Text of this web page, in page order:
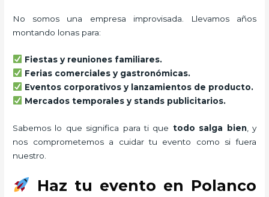
No somos una empresa improvisada. Llevamos años
montando lonas para:
Fiestas y reuniones familiares.
Ferias comerciales y gastronómicas.
Eventos corporativos y lanzamientos de producto.
Mercados temporales y stands publicitarios.
Sabemos lo que significa para ti que todo salga bien, y
nos comprometemos a cuidar tu evento como si fuera
nuestro.
Haz tu evento en Polanco